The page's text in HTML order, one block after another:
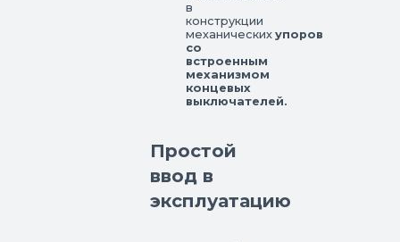
в
конструкции
механических упоров
со
встроенным
механизмом
концевых
выключателей.
Простой
ввод в
эксплуатацию